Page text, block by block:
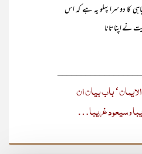
کا دوسرا پہلو یہ ہے کہ اس
نے اپنا تانا
باب بیان ان
وسیعود غریبا…